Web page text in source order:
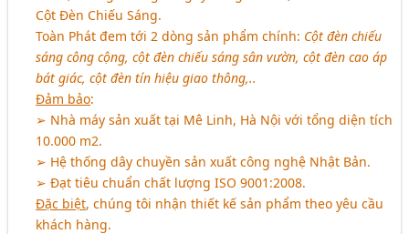
Cột Đèn Chiếu Sáng.
Toàn Phát đem tới 2 dòng sản phẩm chính: Cột đèn chiếu
sáng công cộng, cột đèn chiếu sáng sân vườn, cột đèn cao áp
bát giác, cột đèn tín hiệu giao thông,..
Đảm bảo:
➢ Nhà máy sản xuất tại Mê Linh, Hà Nội với tổng diện tích
10.000 m2.
➢ Hệ thống dây chuyền sản xuất công nghệ Nhật Bản.
➢ Đạt tiêu chuẩn chất lượng ISO 9001:2008.
Đặc biệt, chúng tôi nhận thiết kế sản phẩm theo yêu cầu
khách hàng.